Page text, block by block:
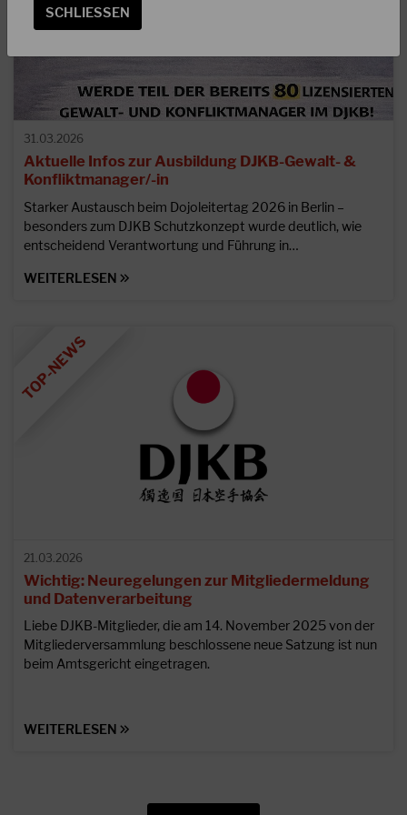
31.03.2026
Aktuelle Infos zur Ausbildung DJKB-Gewalt- &
Konfliktmanager/-in
Starker Austausch beim Dojoleitertag 2026 in Berlin –
besonders zum DJKB Schutzkonzept wurde deutlich, wie
entscheidend Verantwortung und Führung in…
WEITERLESEN
21.03.2026
Wichtig: Neuregelungen zur Mitgliedermeldung
und Datenverarbeitung
Liebe DJKB-Mitglieder, die am 14. November 2025 von der
Mitgliederversammlung beschlossene neue Satzung ist nun
beim Amtsgericht eingetragen.
WEITERLESEN
SCHLIESSEN